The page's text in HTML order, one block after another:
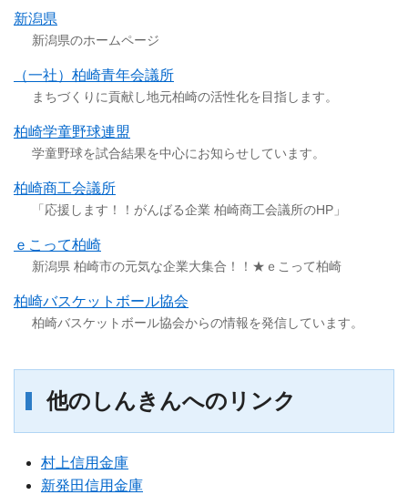
ATM/支店情報
各種規定集
お問い合わせ
サイトマップ
新潟県
新潟県のホームページ
（一社）柏崎青年会議所
まちづくりに貢献し地元柏崎の活性化を目指します。
柏崎学童野球連盟
学童野球を試合結果を中心にお知らせしています。
柏崎商工会議所
「応援します！！がんばる企業 柏崎商工会議所のHP」
ｅこって柏崎
新潟県 柏崎市の元気な企業大集合！！★ｅこって柏崎
柏崎バスケットボール協会
柏崎バスケットボール協会からの情報を発信しています。
他のしんきんへのリンク
村上信用金庫
新発田信用金庫